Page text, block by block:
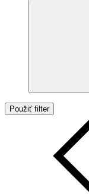
Použiť filter